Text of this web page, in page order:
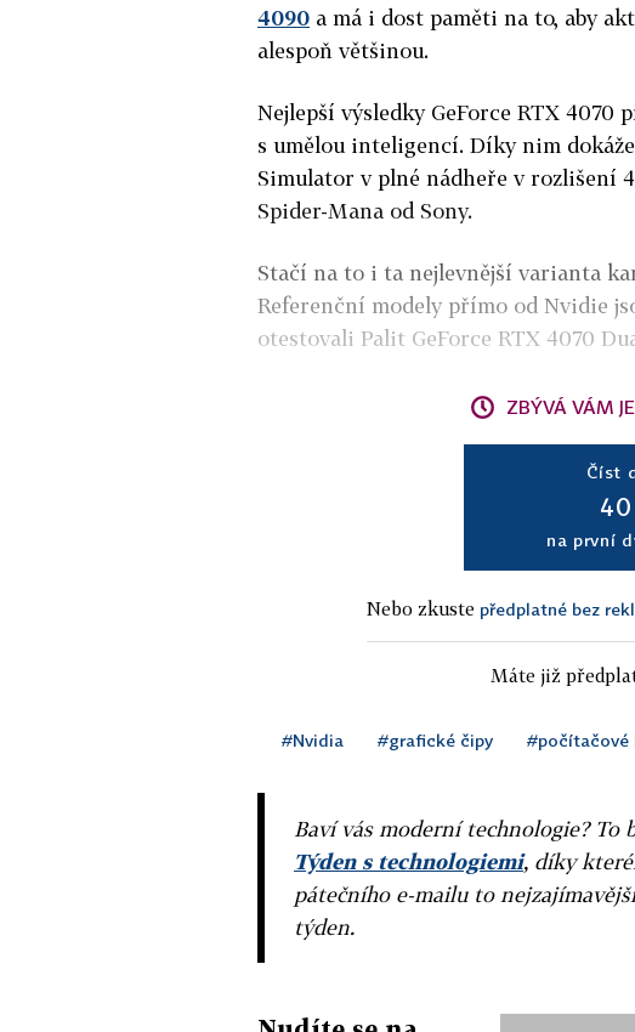
4090 a má i dost paměti na to, aby
alespoň většinou.
Nejlepší výsledky GeForce RTX 4070
s umělou inteligencí. Díky nim
Simulator v plné nádheře v rozlišení
Spider-Mana od Sony.
Stačí na to i ta nejlevnější varianta
Referenční modely přímo od Nvidie
otestovali Palit GeForce RTX 4070
ZBÝVÁ VÁM
Číst
40
na první
Nebo zkuste předplatné bez
Máte již
#Nvidia #grafické čipy #počítačové
Baví vás moderní technologie?
Týden s technologiemi, díky
pátečního e-mailu to
týden.